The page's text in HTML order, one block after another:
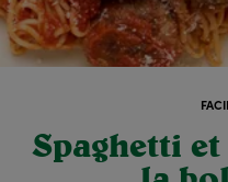
Spaghetti